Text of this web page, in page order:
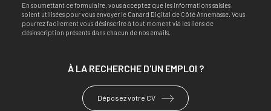
En soumettant ce formulaire, vous acceptez que les informations saisies
soient utilisées pour vous envoyer le Canard Digital de Côté Annemasse. Vous
pourrez facilement vous désinscrire à tout moment via les liens de
désinscription présents dans chacun de nos emails.
À LA RECHERCHE D'UN EMPLOI ?
Déposez votre CV